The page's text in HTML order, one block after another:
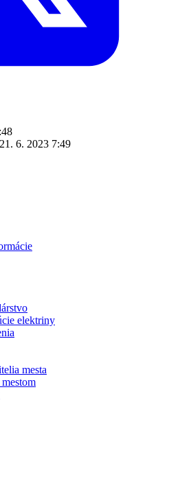
21. 6. 2023 7:49
elektriny
mesta